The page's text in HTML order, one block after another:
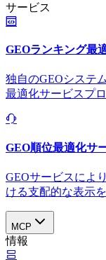
サービス
GEOランキング最
独自のGEOシステ
最適化サービスプ
GEO順位最適化サ
GEOサービスによ
ける支配的な表示
MCP
情報